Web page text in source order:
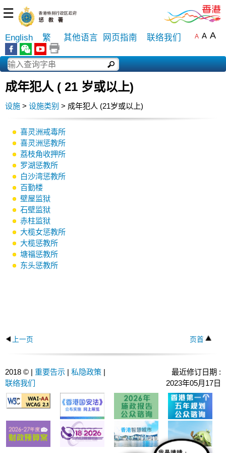
☰
English 繁 其他语言 网页指南 联络我们 A A A
成年犯人 ( 21 岁或以上)
设施 > 设施类别 > 成年犯人 (21岁或以上)
喜灵洲戒毒所
喜灵洲惩教所
荔枝角收押所
罗湖惩教所
白沙湾惩教所
百勤楼
壁屋监狱
石壁监狱
赤柱监狱
大榄女惩教所
大榄惩教所
塘福惩教所
东头惩教所
上一页 页首
2018 © | 重要告示 | 私隐政策 |
联络我们
最近修订日期 :
2023年05月17日